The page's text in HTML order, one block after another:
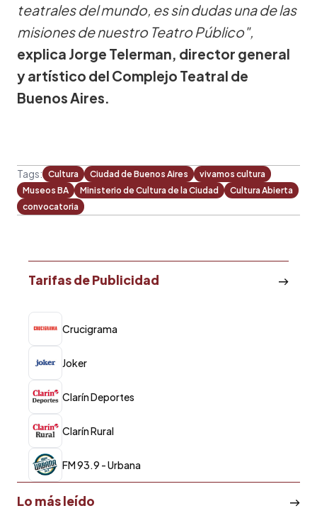
teatrales del mundo, es sin dudas una de las
misiones de nuestro Teatro Público",
explica Jorge Telerman, director general
y artístico del Complejo Teatral de
Buenos Aires.
Tags: Cultura Ciudad de Buenos Aires
vivamos cultura
Museos BA
Ministerio de Cultura de la Ciudad
Cultura Abierta
convocatoria
Tarifas de Publicidad
Crucigrama
Joker
Clarín Deportes
Clarín Rural
FM 93.9 - Urbana
Lo más leído